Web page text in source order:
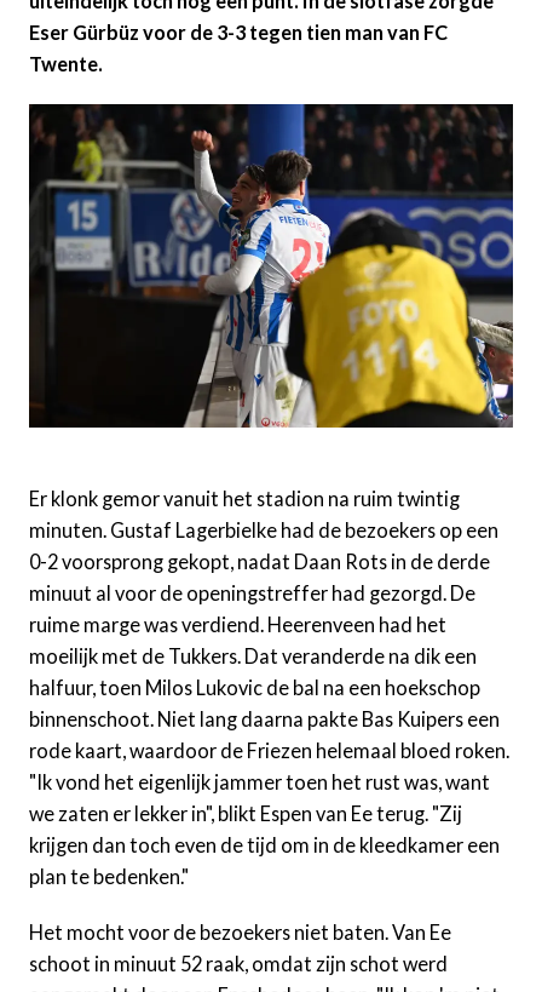
Eser Gürbüz voor de 3-3 tegen tien man van FC
Twente.
Er klonk gemor vanuit het stadion na ruim twintig
minuten. Gustaf Lagerbielke had de bezoekers op een
0-2 voorsprong gekopt, nadat Daan Rots in de derde
minuut al voor de openingstreffer had gezorgd. De
ruime marge was verdiend. Heerenveen had het
moeilijk met de Tukkers. Dat veranderde na dik een
halfuur, toen Milos Lukovic de bal na een hoekschop
binnenschoot. Niet lang daarna pakte Bas Kuipers een
rode kaart, waardoor de Friezen helemaal bloed roken.
"Ik vond het eigenlijk jammer toen het rust was, want
we zaten er lekker in", blikt Espen van Ee terug. "Zij
krijgen dan toch even de tijd om in de kleedkamer een
plan te bedenken."
Het mocht voor de bezoekers niet baten. Van Ee
schoot in minuut 52 raak, omdat zijn schot werd